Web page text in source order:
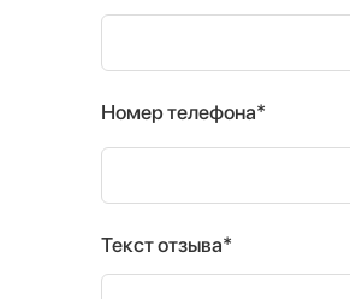
Номер телефона*
Текст отзыва*